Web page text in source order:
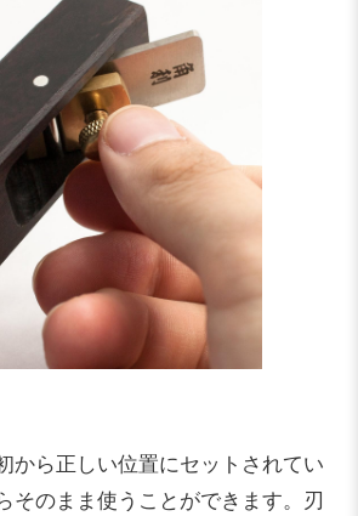
から正しい位置にセットされてい
そのまま使うことができます。刃